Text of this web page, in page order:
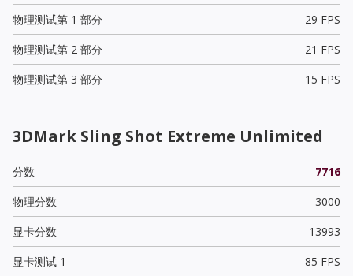
物理测试第 1 部分
29 FPS
物理测试第 2 部分
21 FPS
物理测试第 3 部分
15 FPS
3DMark Sling Shot Extreme Unlimited
分数
7716
物理分数
3000
显卡分数
13993
显卡测试 1
85 FPS